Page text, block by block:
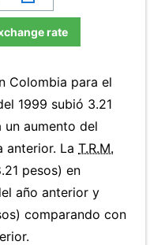
rate
Colombia para el
1999 subió 3.21
un aumento del
anterior. La T.R.M.
pesos) en
año anterior y
comparando con